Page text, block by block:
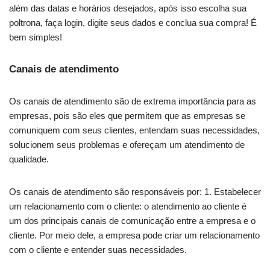
além das datas e horários desejados, após isso escolha sua
poltrona, faça login, digite seus dados e conclua sua compra! É
bem simples!
Canais de atendimento
Os canais de atendimento são de extrema importância para as
empresas, pois são eles que permitem que as empresas se
comuniquem com seus clientes, entendam suas necessidades,
solucionem seus problemas e ofereçam um atendimento de
qualidade.
Os canais de atendimento são responsáveis por: 1. Estabelecer
um relacionamento com o cliente: o atendimento ao cliente é
um dos principais canais de comunicação entre a empresa e o
cliente. Por meio dele, a empresa pode criar um relacionamento
com o cliente e entender suas necessidades.